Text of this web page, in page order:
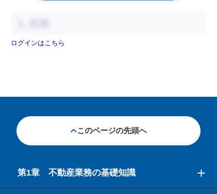
ログインはこちら
このページの先頭へ
第1章 不動産業務の基礎知識